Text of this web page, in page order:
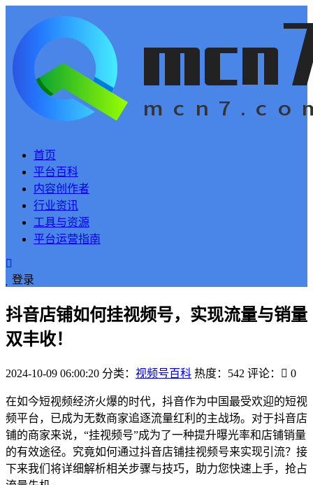
首页
平台百科
内容创作者
行业资讯
工具与资源
平台运营指南
登录
抖音店铺如何挂视频号，实现流量与销量
双丰收！
2024-10-09 06:00:20 分类： 视频号百科 热度：542 评论： 0
在如今短视频经济火爆的时代，抖音作为中国最受欢迎的短视
频平台，已成为无数商家追逐流量红利的主战场。对于抖音店
铺的商家来说，“挂视频号”成为了一种提升曝光率和店铺销量
的有效途径。究竟如何通过抖音店铺挂视频号来实现引流？接
下来我们将详细解析相关步骤与技巧，助力您快速上手，抢占